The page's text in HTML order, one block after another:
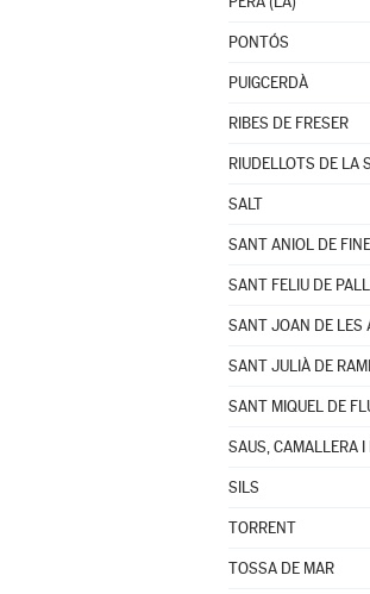
PONTÓS
PUIGCERDÀ
RIBES DE FRESER
RIUDELLOTS DE LA
SALT
SANT ANIOL DE
SANT FELIU DE
SANT JULIÀ DE
SANT MIQUEL DE
SILS
TORRENT
TOSSA DE MAR